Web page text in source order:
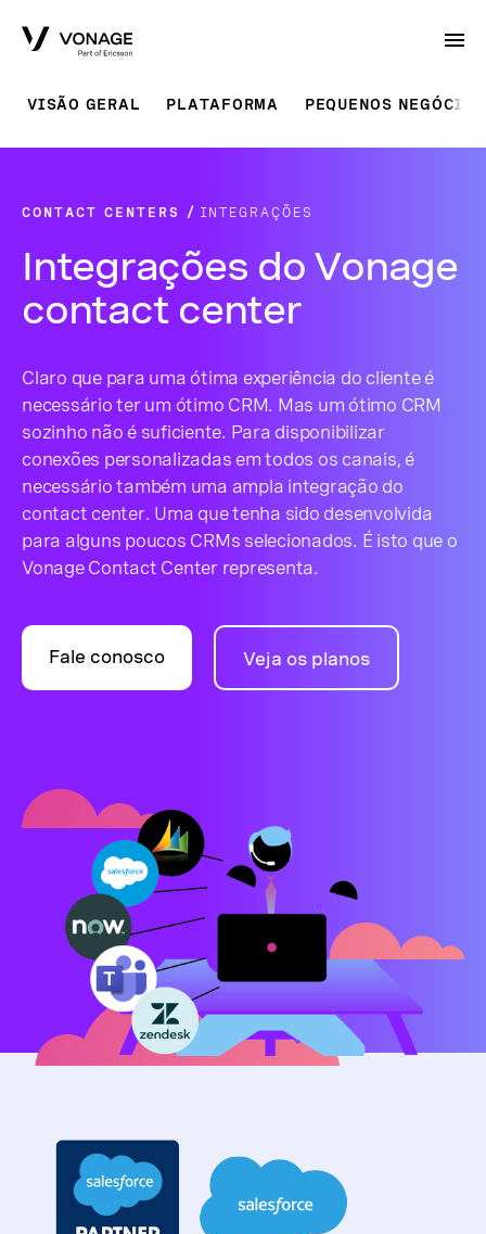
VISÃO GERAL PLATAFORMA PEQUENOS NEGÓCIOS
CONTACT CENTERS INTEGRAÇÕES
Integrações do Vonage
contact center
Claro que para uma ótima experiência do cliente é
necessário ter um ótimo CRM. Mas um ótimo CRM
sozinho não é suficiente. Para disponibilizar
conexões personalizadas em todos os canais, é
necessário também uma ampla integração do
contact center. Uma que tenha sido desenvolvida
para alguns poucos CRMs selecionados. É isto que o
Vonage Contact Center representa.
Fale conosco Veja os planos